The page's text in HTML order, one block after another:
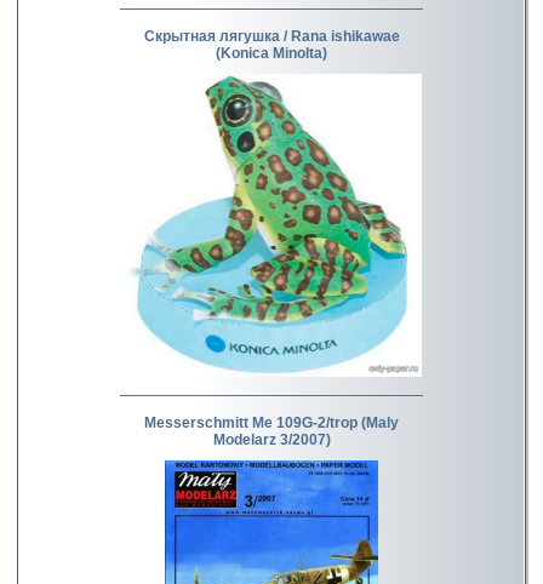
Скрытная лягушка / Rana ishikawae
(Konica Minolta)
Messerschmitt Me 109G-2/trop (Maly
Modelarz 3/2007)